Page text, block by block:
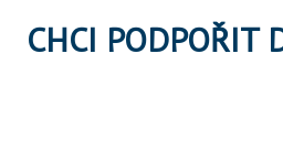
CHCI PODPOŘIT